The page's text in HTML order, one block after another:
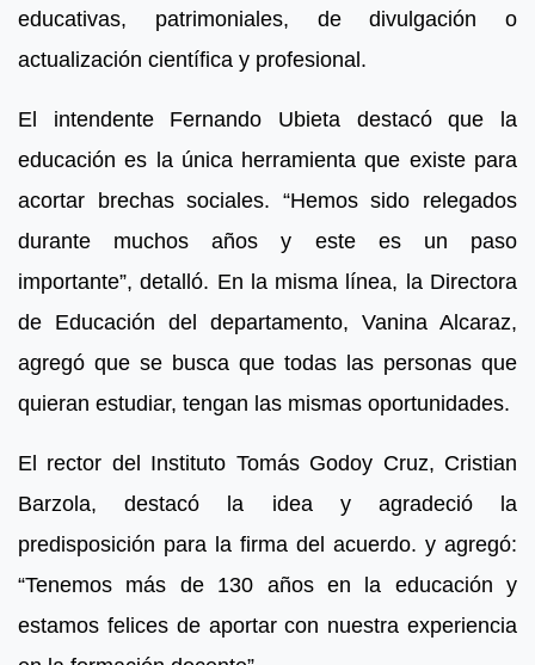
educativas, patrimoniales, de divulgación o
actualización científica y profesional.
El intendente Fernando Ubieta destacó que la
educación es la única herramienta que existe para
acortar brechas sociales. “Hemos sido relegados
durante muchos años y este es un paso
importante”, detalló. En la misma línea, la Directora
de Educación del departamento, Vanina Alcaraz,
agregó que se busca que todas las personas que
quieran estudiar, tengan las mismas oportunidades.
El rector del Instituto Tomás Godoy Cruz, Cristian
Barzola, destacó la idea y agradeció la
predisposición para la firma del acuerdo. y agregó:
“Tenemos más de 130 años en la educación y
estamos felices de aportar con nuestra experiencia